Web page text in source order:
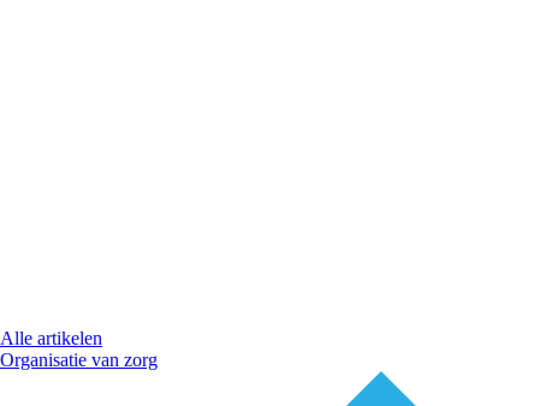
Alle artikelen
Organisatie van zorg